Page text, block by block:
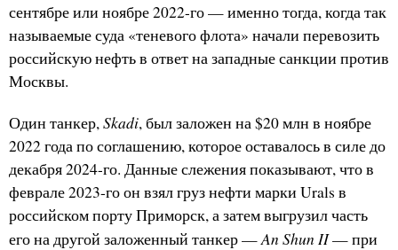
сентябре или ноябре 2022-го — именно тогда, когда так
называемые суда «теневого флота» начали перевозить
российскую нефть в ответ на западные санкции против
Москвы.
Один танкер,Skadi, был заложен на $20 млн в ноябре
2022 года по соглашению, которое оставалось в силе до
декабря 2024-го. Данные слежения показывают, что в
феврале 2023-го он взял груз нефти марки Urals в
российском порту Приморск, а затем выгрузил часть
его на другой заложенный танкер —An Shun II— при